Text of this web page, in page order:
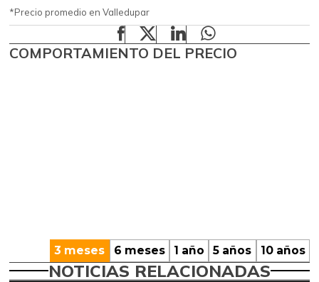
*Precio promedio en Valledupar
COMPORTAMIENTO DEL PRECIO
3 meses 6 meses 1 año 5 años 10 años
NOTICIAS RELACIONADAS